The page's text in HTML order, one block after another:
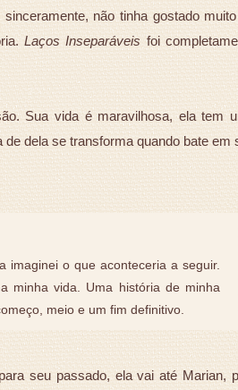
não tinha gostado
Laços Inseparáveis foi
Sua vida é maravilhosa, ela tem
dela se transforma quando bate em
imaginei o que aconteceria a seguir.
minha vida. Uma história de minha
meio e um fim definitivo.
seu passado, ela vai até Marian,